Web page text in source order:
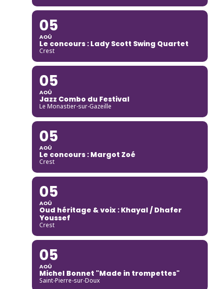
05
AOÛ
Le concours : Lady Scott Swing Quartet
Crest
05
AOÛ
Jazz Combo du Festival
Le Monastier-sur-Gazeille
05
AOÛ
Le concours : Margot Zoé
Crest
05
AOÛ
Oud héritage & voix : Khayal / Dhafer
Youssef
Crest
05
AOÛ
Michel Bonnet "Made in trompettes"
Saint-Pierre-sur-Doux